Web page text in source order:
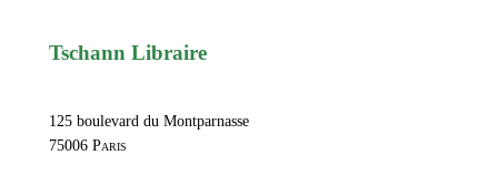
Tschann Libraire
125 boulevard du Montparnasse
75006 Paris